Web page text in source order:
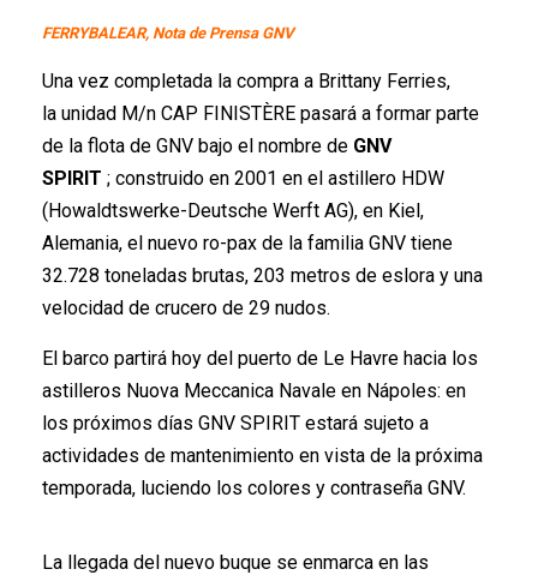
FERRYBALEAR, Nota de Prensa GNV
Una vez completada la compra a Brittany Ferries,
la unidad M/n CAP FINISTÈRE pasará a formar parte
de la flota de GNV bajo el nombre de GNV
SPIRIT ; construido en 2001 en el astillero HDW
(Howaldtswerke-Deutsche Werft AG), en Kiel,
Alemania, el nuevo ro-pax de la familia GNV tiene
32.728 toneladas brutas, 203 metros de eslora y una
velocidad de crucero de 29 nudos.
El barco partirá hoy del puerto de Le Havre hacia los
astilleros Nuova Meccanica Navale en Nápoles: en
los próximos días GNV SPIRIT estará sujeto a
actividades de mantenimiento en vista de la próxima
temporada, luciendo los colores y contraseña GNV.
La llegada del nuevo buque se enmarca en las